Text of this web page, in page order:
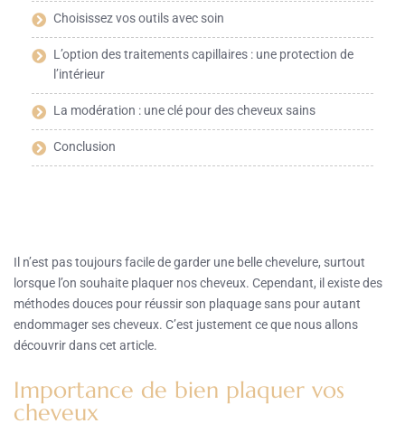
Choisissez vos outils avec soin
L’option des traitements capillaires : une protection de
l’intérieur
La modération : une clé pour des cheveux sains
Conclusion
Il n’est pas toujours facile de garder une belle chevelure, surtout
lorsque l’on souhaite plaquer nos cheveux. Cependant, il existe des
méthodes douces pour réussir son plaquage sans pour autant
endommager ses cheveux. C’est justement ce que nous allons
découvrir dans cet article.
Importance de bien plaquer vos
cheveux